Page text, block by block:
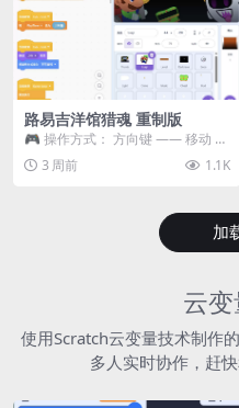
路易吉洋馆猎魂 重制版
🎮 操作方式： 方向键 —— 移动 &
跳跃 空格 —— 打开宝箱 将你...
3 周前 1.1K
加
云
使用Scratch云变量技术制作
多人实时协作，赶